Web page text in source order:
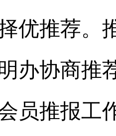
优推荐。
办协商推
员推报工